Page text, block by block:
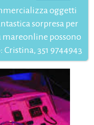
oggetti
sorpresa per
mareonline possono
351 9744943